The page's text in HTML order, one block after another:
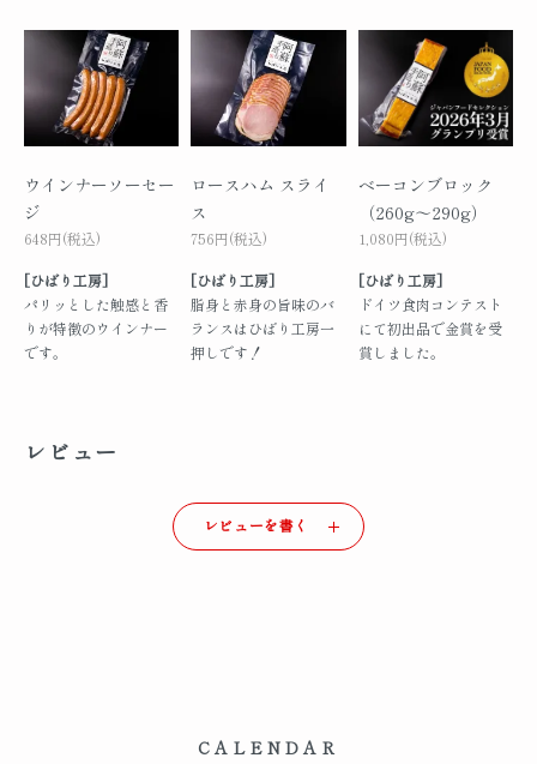
ウインナーソーセー
ジ
648円(税込)
[ひばり工房]
パリッとした触感と香
りが特徴のウインナー
です。
ロースハム スライ
ス
756円(税込)
[ひばり工房]
脂身と赤身の旨味のバ
ランスはひばり工房一
押しです！
ベーコンブロック
（260g～290g）
1,080円(税込)
[ひばり工房]
ドイツ食肉コンテスト
にて初出品で金賞を受
賞しました。
レビュー
レビューを書く
CALENDAR